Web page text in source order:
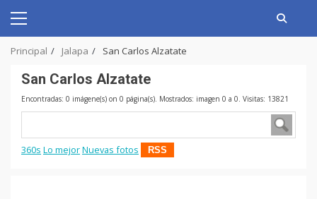
content
Primary
Principal Jalapa San Carlos Alzatate
San Carlos Alzatate
Encontradas: 0 imágene(s) on 0 página(s). Mostrados: imagen 0 a 0. Visitas: 13821
360s Lo mejorNuevas fotos RSS